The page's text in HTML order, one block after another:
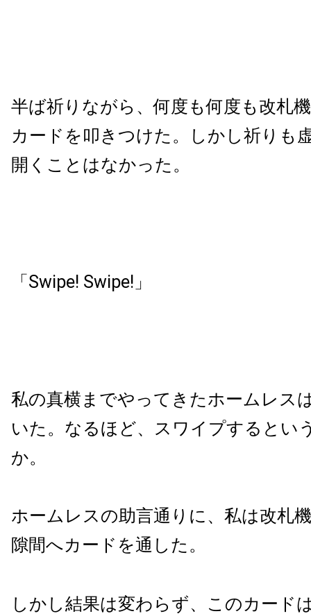
半ば祈りながら、何度も何度も改札
カードを叩きつけた。しかし祈りも
開くことはなかった。
「Swipe! Swipe!」
私の真横までやってきたホームレス
いた。なるほど、スワイプするとい
か。
ホームレスの助言通りに、私は改札
隙間へカードを通した。
しかし結果は変わらず、このカード